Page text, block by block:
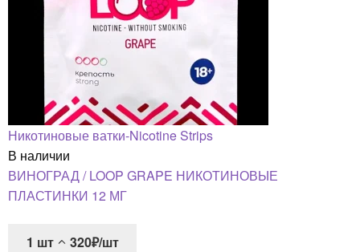
Никотиновые ватки-Nicotine Strips
В наличии
ВИНОГРАД / LOOP GRAPE НИКОТИНОВЫЕ
ПЛАСТИНКИ 12 МГ
1 шт
320₽/шт